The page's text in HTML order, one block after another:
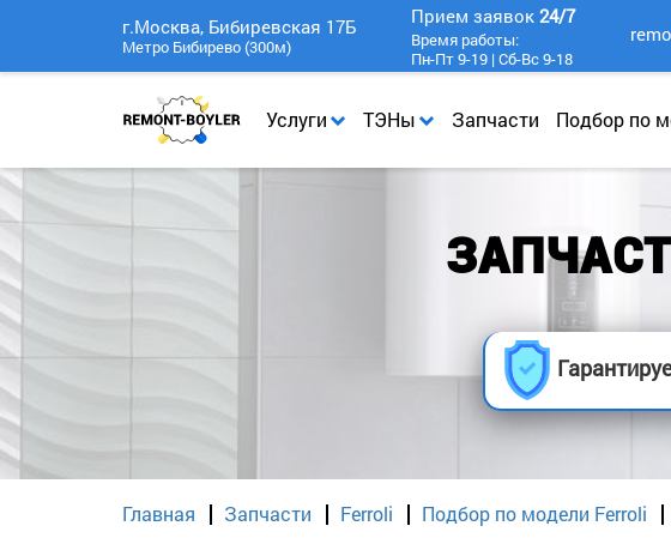
Услуги ТЭНы Запчасти Подбор по
г.Москва, Бибиревская 17Б
Метро Бибирево (300м)
Прием заявок 24/7
Время работы:
Пн-Пт 9-19 | Сб-Вс 9-18
Главная Запчасти Ferroli Подбор по модели Ferroli